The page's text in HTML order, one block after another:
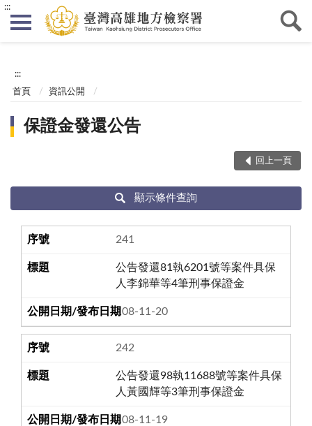
:::
:::
首頁 資訊公開
保證金發還公告
回上一頁
顯示條件查詢
241
公告發還81執6201號等案件具保
人李錦華等4筆刑事保證金
108-11-20
242
公告發還98執11688號等案件具保
人黃國輝等3筆刑事保證金
108-11-19